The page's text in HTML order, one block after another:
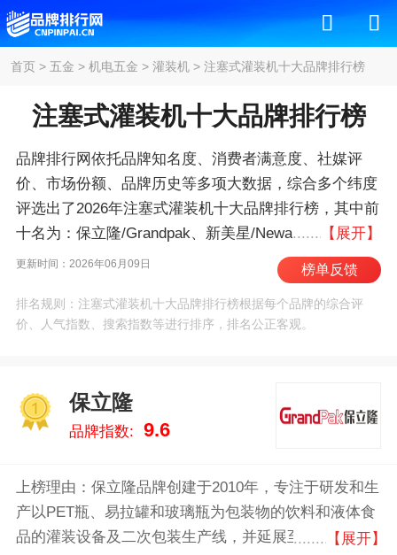
首页 > 五金 > 机电五金 > 灌装机> 注塞式灌装机十大品牌排行榜
注塞式灌装机十大品牌排行榜
品牌排行网依托品牌知名度、消费者满意度、社媒评
价、市场份额、品牌历史等多项大数据，综合多个纬度
评选出了2026年注塞式灌装机十大品牌排行榜，其中前
十名为：保立隆/Grandpak、新美星/Newamstar、利
乐/TetraPak、西得乐/Sidel、中亚股份、达意隆、克朗
斯/KRONES、康美包、KHS、永创智能/YOUNGSUN
。我们致力于用最真实的数据告诉您注塞式灌装机什么
牌子好，供您参考。
【展开】
更新时间：2026年06月09日 榜单反馈
排名规则：注塞式灌装机十大品牌排行榜根据每个品牌的综合评
价、人气指数、搜索指数等进行排序，排名公正客观。
1
保立隆
品牌指数: 9.6
上榜理由：保立隆品牌创建于2010年，专注于研发和生
产以PET瓶、易拉罐和玻璃瓶为包装物的饮料和液体食
品的灌装设备及二次包装生产线，并延展至核心前处理
【展开】